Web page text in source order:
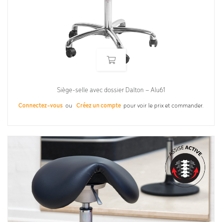
Siège-selle avec dossier Dalton – Alu61
Connectez-vous ou Créez un compte pour voir le prix et commander.